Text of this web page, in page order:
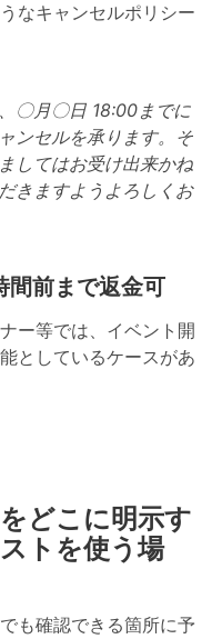
なキャンセルポリシー
〇月〇日 18:00までに
ンセルを承ります。そ
してはお受け出来かね
きますようよろしくお
間前まで返金可
ー等では、イベント開
としているケースがあ
どこに明示す
トを使う場
も確認できる箇所に予